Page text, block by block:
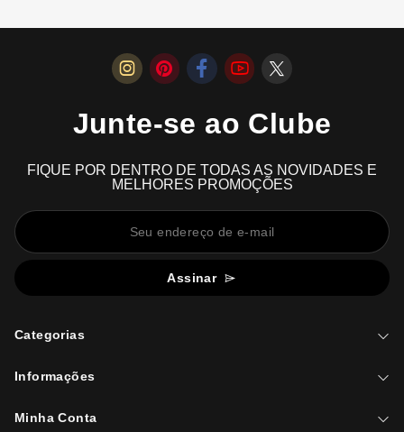
Junte-se ao Clube
FIQUE POR DENTRO DE TODAS AS NOVIDADES E
MELHORES PROMOÇÕES
Assinar
Categorias
Informações
Minha Conta